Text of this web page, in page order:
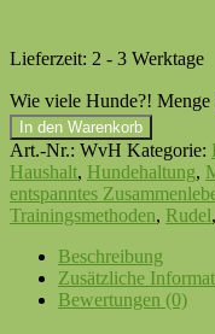
Lieferzeit: 2 - 3 Werktage
Wie viele Hunde?! Menge
In den Warenkorb
Art.-Nr.: WvH Kategorie:
Haushalt, Hundehaltung,
entspanntes
Trainingsmethoden, Rudel,
Beschreibung
Zusätzliche
Bewertungen (0)